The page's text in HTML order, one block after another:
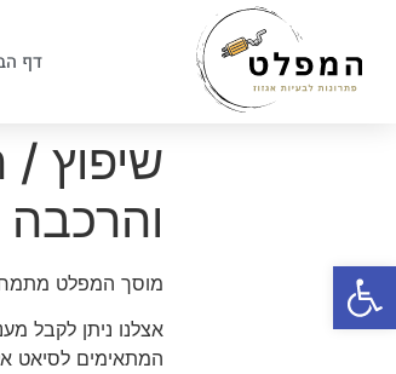
פתח סרגל נגישות
דף
שיפוץ
והרכבה
מוסך המפלט
אצלנו ניתן לקבל
המתאימים לסיאט